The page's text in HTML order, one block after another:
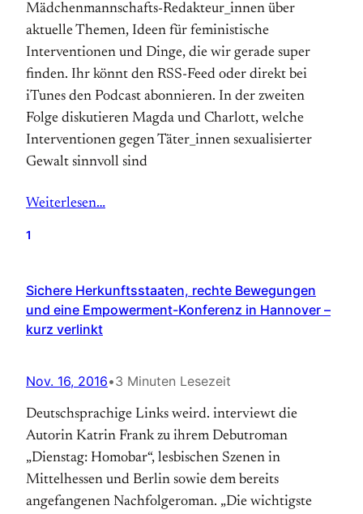
Mädchenmannschafts-Redakteur_innen über
aktuelle Themen, Ideen für feministische
Interventionen und Dinge, die wir gerade super
finden. Ihr könnt den RSS-Feed oder direkt bei
iTunes den Podcast abonnieren. In der zweiten
Folge diskutieren Magda und Charlott, welche
Interventionen gegen Täter_innen sexualisierter
Gewalt sinnvoll sind
Weiterlesen…
1
Sichere Herkunftsstaaten, rechte Bewegungen
und eine Empowerment-Konferenz in Hannover –
kurz verlinkt
Nov. 16, 2016•3 Minuten Lesezeit
Deutschsprachige Links weird. interviewt die
Autorin Katrin Frank zu ihrem Debutroman
„Dienstag: Homobar“, lesbischen Szenen in
Mittelhessen und Berlin sowie dem bereits
angefangenen Nachfolgeroman. „Die wichtigste